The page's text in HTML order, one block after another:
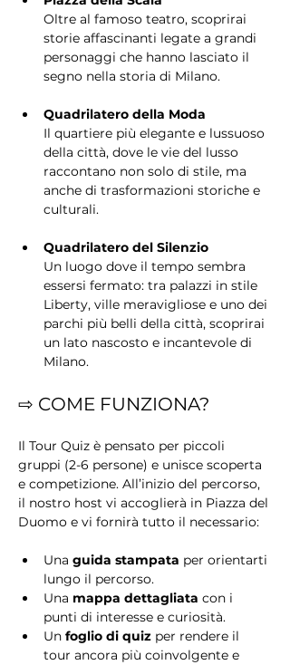
Oltre al famoso teatro, scoprirai
storie affascinanti legate a grandi
personaggi che hanno lasciato il
segno nella storia di Milano.
Quadrilatero della Moda
Il quartiere più elegante e lussuoso
della città, dove le vie del lusso
raccontano non solo di stile, ma
anche di trasformazioni storiche e
culturali.
Quadrilatero del Silenzio
Un luogo dove il tempo sembra
essersi fermato: tra palazzi in stile
Liberty, ville meravigliose e uno dei
parchi più belli della città, scoprirai
un lato nascosto e incantevole di
Milano.
⇨ COME FUNZIONA?
Il Tour Quiz è pensato per piccoli
gruppi (2-6 persone) e unisce scoperta
e competizione. All’inizio del percorso,
il nostro host vi accoglierà in Piazza del
Duomo e vi fornirà tutto il necessario:
Una guida stampata per orientarti
lungo il percorso.
Una mappa dettagliata con i
punti di interesse e curiosità.
Un foglio di quiz per rendere il
tour ancora più coinvolgente e